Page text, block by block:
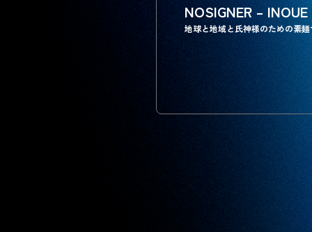
NOSIGNER –
地球と地域と氏神様のための素麺